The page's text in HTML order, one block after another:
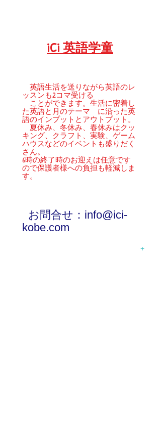
iCi 英語学童
英語生活を送りながら英語のレ
ッスンも2コマ受ける
ことができます。生活に密着し
た英語と月のテーマ に沿った英
語のインプットとアウトプット。
夏休み、冬休み、春休みはクッ
キング、クラフト、実験、ゲーム
ハウスなどのイベントも盛りだく
さん。
​6時の終了時のお迎えは任意です
ので保護者様への負担も軽減しま
す。
お問合せ： info@ici-
kobe.com
+